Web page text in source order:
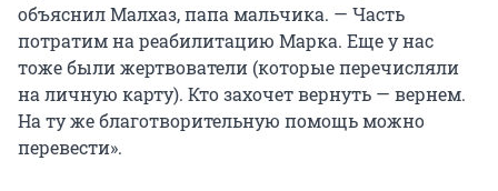
объяснил Малхаз, папа мальчика. — Часть
потратим на реабилитацию Марка. Еще у нас
тоже были жертвователи (которые перечисляли
на личную карту). Кто захочет вернуть — вернем.
На ту же благотворительную помощь можно
перевести».